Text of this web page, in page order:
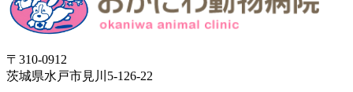
〒310-0912
茨城県水戸市見川5-126-22